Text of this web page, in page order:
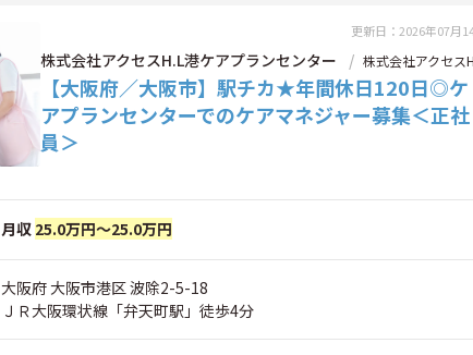
更新日：2026年07月
株式会社アクセスH.L港ケアプランセンター 株式会社アクセス
【大阪府／大阪市】駅チカ★年間休日120日◎ケ
アプランセンターでのケアマネジャー募集＜正社
員＞
月収 25.0万円～25.0万円
大阪府 大阪市港区 波除2-5-18
ＪＲ大阪環状線「弁天町駅」徒歩4分